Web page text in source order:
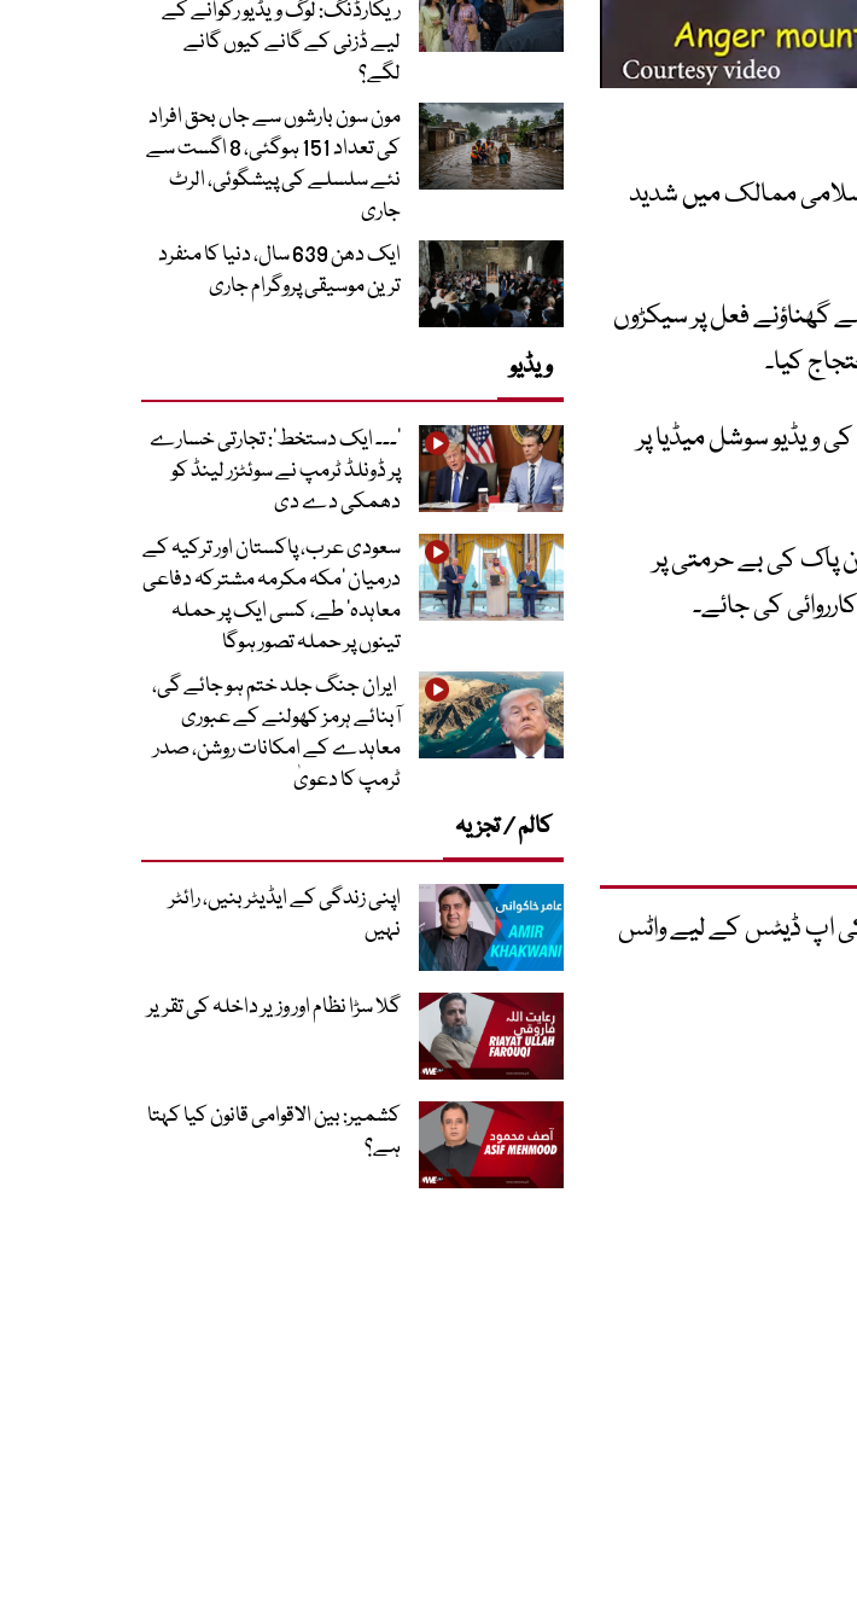
ممالک میں شدید
گھناؤنے فعل پر سیکڑوں
کیا۔
ویڈیو سوشل میڈیا پر
پاک کی بے حرمتی پر
کی جائے۔
کی اپ ڈیٹس کے لیے واٹس
ریکارڈنگ: لوگ ویڈیو رکوانے کے
لیے ڈزنی کے گانے کیوں گانے
لگے؟
مون سون بارشوں سے جاں بحق افراد
کی تعداد 151 ہوگئی، 8 اگست سے
نئے سلسلے کی پیشگوئی، الرٹ
جاری
ایک دھن 639 سال، دنیا کا منفرد
ترین موسیقی پروگرام جاری
ویڈیو
’۔۔۔ ایک دستخط‘: تجارتی خسارے
پر ڈونلڈ ٹرمپ نے سوئٹزر لینڈ کو
دھمکی دے دی
سعودی عرب، پاکستان اور ترکیہ کے
درمیان ’مکہ مکرمہ مشترکہ دفاعی
معاہدہ‘ طے، کسی ایک پر حملہ
تینوں پر حملہ تصور ہوگا
ایران جنگ جلد ختم ہو جائے گی،
آبنائے ہرمز کھولنے کے عبوری
معاہدے کے امکانات روشن، صدر
ٹرمپ کا دعویٰ
کالم / تجزیہ
اپنی زندگی کے ایڈیٹر بنیں، رائٹر
نہیں
گلا سڑا نظام اور وزیر داخلہ کی تقریر
کشمیر: بین الاقوامی قانون کیا کہتا
ہے؟